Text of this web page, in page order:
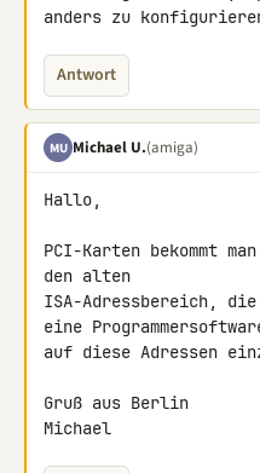
anders zu
Antwort
MU Michael U.(amiga)
Hallo,
PCI-Karten bekommt
den alten
ISA-Adressbereich,
eine
auf diese Adressen
Gruß aus Berlin
Michael